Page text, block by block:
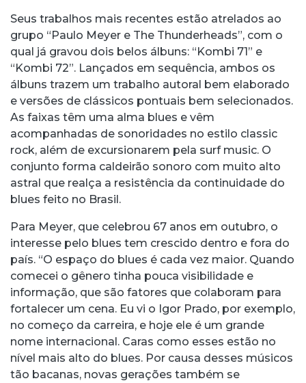
Seus trabalhos mais recentes estão atrelados ao
grupo “Paulo Meyer e The Thunderheads”, com o
qual já gravou dois belos álbuns: “Kombi 71” e
“Kombi 72”. Lançados em sequência, ambos os
álbuns trazem um trabalho autoral bem elaborado
e versões de clássicos pontuais bem selecionados.
As faixas têm uma alma blues e vêm
acompanhadas de sonoridades no estilo classic
rock, além de excursionarem pela surf music. O
conjunto forma caldeirão sonoro com muito alto
astral que realça a resistência da continuidade do
blues feito no Brasil.
Para Meyer, que celebrou 67 anos em outubro, o
interesse pelo blues tem crescido dentro e fora do
país. “O espaço do blues é cada vez maior. Quando
comecei o gênero tinha pouca visibilidade e
informação, que são fatores que colaboram para
fortalecer um cena. Eu vi o Igor Prado, por exemplo,
no começo da carreira, e hoje ele é um grande
nome internacional. Caras como esses estão no
nível mais alto do blues. Por causa desses músicos
tão bacanas, novas gerações também se